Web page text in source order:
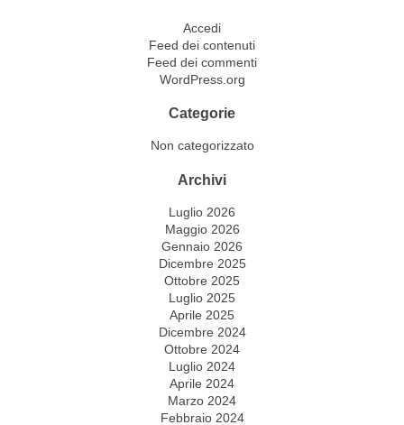
Accedi
Feed dei contenuti
Feed dei commenti
WordPress.org
Categorie
Non categorizzato
Archivi
Luglio 2026
Maggio 2026
Gennaio 2026
Dicembre 2025
Ottobre 2025
Luglio 2025
Aprile 2025
Dicembre 2024
Ottobre 2024
Luglio 2024
Aprile 2024
Marzo 2024
Febbraio 2024